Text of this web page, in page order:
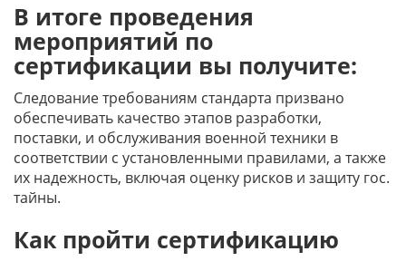
В итоге проведения
мероприятий по
сертификации вы получите:
Следование требованиям стандарта призвано
обеспечивать качество этапов разработки,
поставки, и обслуживания военной техники в
соответствии с установленными правилами, а также
их надежность, включая оценку рисков и защиту гос.
тайны.
Как пройти сертификацию